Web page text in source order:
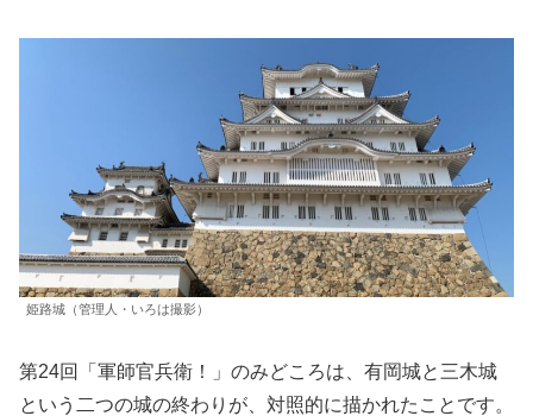
姫路城（管理人・いろは撮影）
第24回「軍師官兵衛！」のみどころは、有岡城と三木城
という二つの城の終わりが、対照的に描かれたことです。